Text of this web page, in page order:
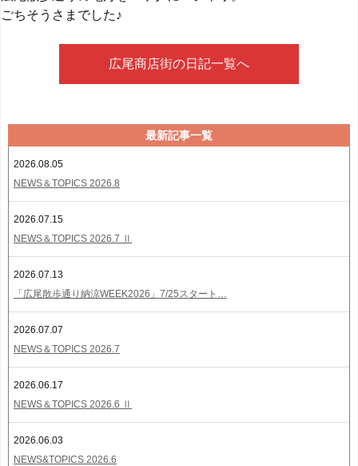
ごちそうさまでした♪
広尾商店街の日記一覧へ
最新記事一覧
2026.08.05
NEWS＆TOPICS 2026.8
2026.07.15
NEWS＆TOPICS 2026.7 Ⅱ
2026.07.13
「広尾散歩通り納涼WEEK2026」7/25スタート…
2026.07.07
NEWS＆TOPICS 2026.7
2026.06.17
NEWS＆TOPICS 2026.6 Ⅱ
2026.06.03
NEWS&TOPICS 2026.6